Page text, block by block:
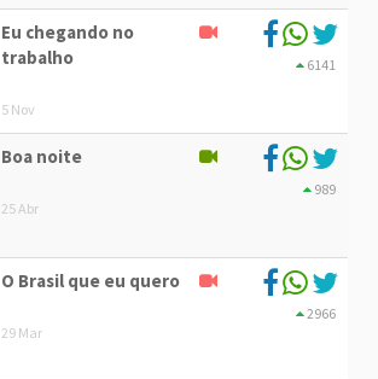
Eu chegando no
trabalho
5 Nov
6141
Boa noite
25 Abr
989
O Brasil que eu quero
29 Mar
2966